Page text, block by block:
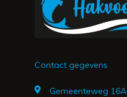
Contact gegevens
Gemeenteweg 16A